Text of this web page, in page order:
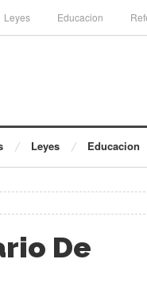
Leyes Educacion
Leyes Educacion
De